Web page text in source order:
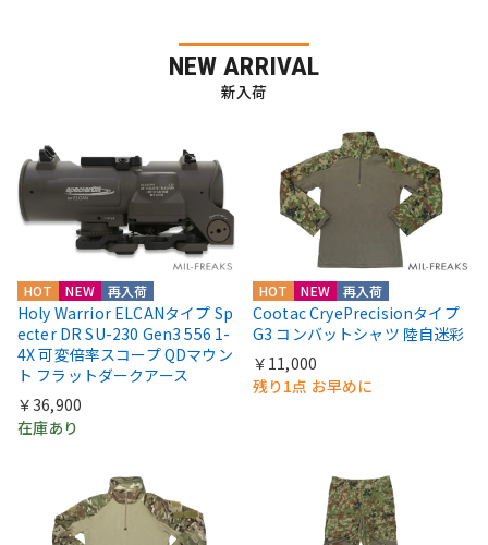
NEW ARRIVAL
新入荷
HOT NEW 再入荷
Holy Warrior ELCANタイプ Sp
ecter DR SU-230 Gen3 556 1-
4X 可変倍率スコープ QDマウン
ト フラットダークアース
￥36,900
在庫あり
HOT NEW 再入荷
Cootac CryePrecisionタイプ
G3 コンバットシャツ 陸自迷彩
￥11,000
残り1点 お早めに